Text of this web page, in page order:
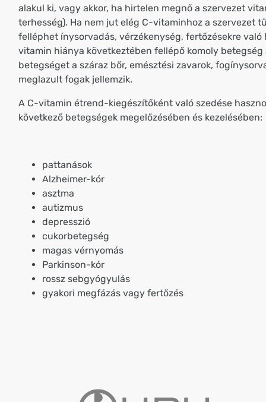
alakul ki, vagy akkor, ha hirtelen megnő a szervezet
terhesség). Ha nem jut elég C-vitaminhoz a szervezet
felléphet ínysorvadás, vérzékenység, fertőzésekre
vitamin hiánya következtében fellépő komoly betegség
betegséget a száraz bőr, emésztési zavarok,
meglazult fogak jellemzik.
A C-vitamin étrend-kiegészítőként való szedése
következő betegségek megelőzésében és kezelésében:
pattanások
Alzheimer-kór
asztma
autizmus
depresszió
cukorbetegség
magas vérnyomás
Parkinson-kór
rossz sebgyógyulás
gyakori megfázás vagy fertőzés